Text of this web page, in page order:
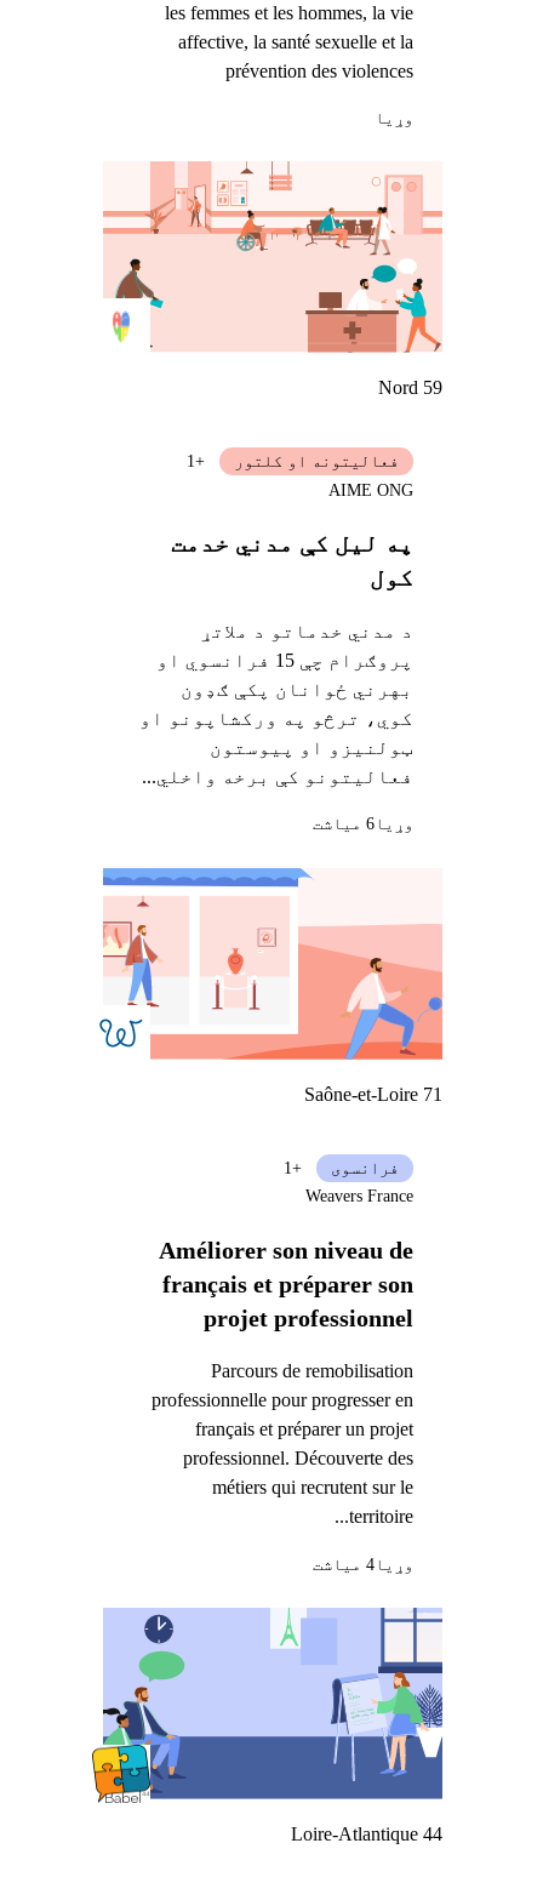
les femmes et les hommes, la vie
affective, la santé sexuelle et la
prévention des violences
وړيا
Nord 59
په لیل کې مدني خدمت
کول
د مدني خدماتو د ملاتړ
پروګرام چې 15 فرانسوي او
بهرني ځوانان پکې ګډون
کوي، ترڅو په ورکشاپونو او
ټولنیزو او پیوستون
فعالیتونو کې برخه واخلي...
فعالیتونه او کلتور
+1
AIME ONG
وړيا6 میاشت
Saône-et-Loire 71
Améliorer son niveau de
français et préparer son
projet professionnel
Parcours de remobilisation
professionnelle pour progresser en
français et préparer un projet
professionnel. Découverte des
métiers qui recrutent sur le
territoire...
فرانسوی
+1
Weavers France
وړيا4 میاشت
Loire-Atlantique 44